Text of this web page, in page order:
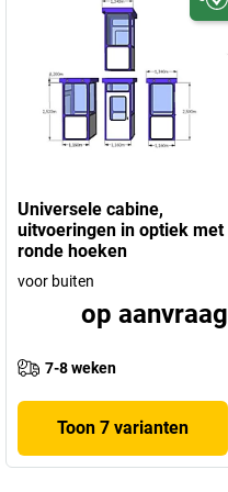
Universele cabine,
uitvoeringen in optiek met
ronde hoeken
voor buiten
op aanvraag
7-8 weken
Toon 7 varianten